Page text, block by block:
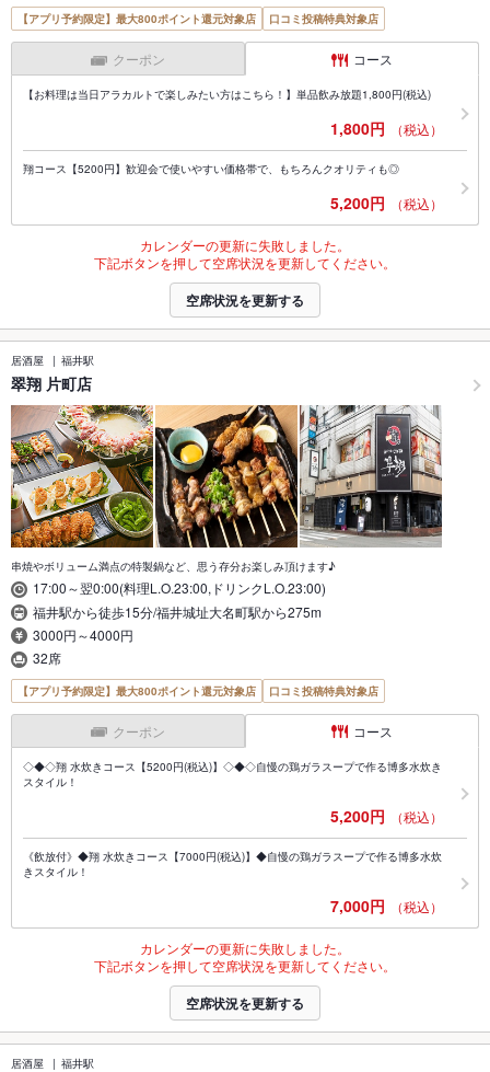
【アプリ予約限定】最大800ポイント還元対象店 口コミ投稿特典対象店
クーポン コース
【お料理は当日アラカルトで楽しみたい方はこちら！】単品飲み放題1,800円(税込)
1,800円 （税込）
翔コース【5200円】歓迎会で使いやすい価格帯で、もちろんクオリティも◎
5,200円 （税込）
カレンダーの更新に失敗しました。
下記ボタンを押して空席状況を更新してください。
空席状況を更新する
居酒屋 福井駅
翠翔 片町店
串焼やボリューム満点の特製鍋など、思う存分お楽しみ頂けます♪
17:00～翌0:00(料理L.O.23:00,ドリンクL.O.23:00)
福井駅から徒歩15分/福井城址大名町駅から275m
3000円～4000円
32席
【アプリ予約限定】最大800ポイント還元対象店 口コミ投稿特典対象店
クーポン コース
◇◆◇翔 水炊きコース【5200円(税込)】◇◆◇自慢の鶏ガラスープで作る博多水炊き
スタイル！
5,200円 （税込）
《飲放付》◆翔 水炊きコース【7000円(税込)】◆自慢の鶏ガラスープで作る博多水炊
きスタイル！
7,000円 （税込）
カレンダーの更新に失敗しました。
下記ボタンを押して空席状況を更新してください。
空席状況を更新する
居酒屋 福井駅